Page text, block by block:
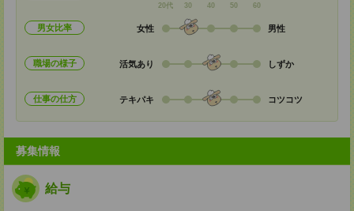
20代 30 40 50 60
男女比率 女性 男性
職場の様子 活気あり しずか
仕事の仕方 テキパキ コツコツ
募集情報
給与